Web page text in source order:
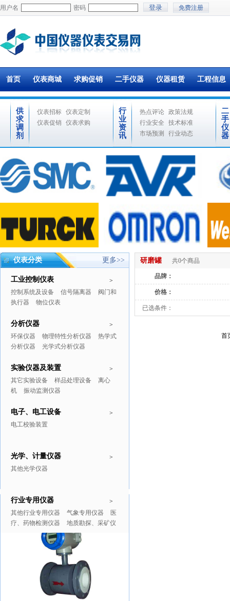
用户名 密码 免费注册
首页 仪表商城 求购促销 二手仪器 仪器租赁 工程信息
供
求
调
剂
仪表招标 仪表定制
仪表促销
仪表求购
行
业
资
讯
热点评论 政策法规
行业安全
技术标准
市场预测
行业动态
二
手
仪
器
仪表分类 更多>>
>
工业控制仪表
控制系统及设备 信号隔离器
阀门和
执行器
物位仪表
>
分析仪器
环保仪器 物理特性分析仪器
热学式
分析仪器
光学式分析仪器
>
实验仪器及装置
其它实验设备 样品处理设备
离心
机
振动监测仪器
>
电子、电工设备
电工校验装置
>
光学、计量仪器
其他光学仪器
>
行业专用仪器
其他行业专用仪器 气象专用仪器
医
疗、药物检测仪器
地质勘探、采矿仪
推广商品 更多>>
研磨罐 共0个商品
品牌：
价格：
已选条件：
首